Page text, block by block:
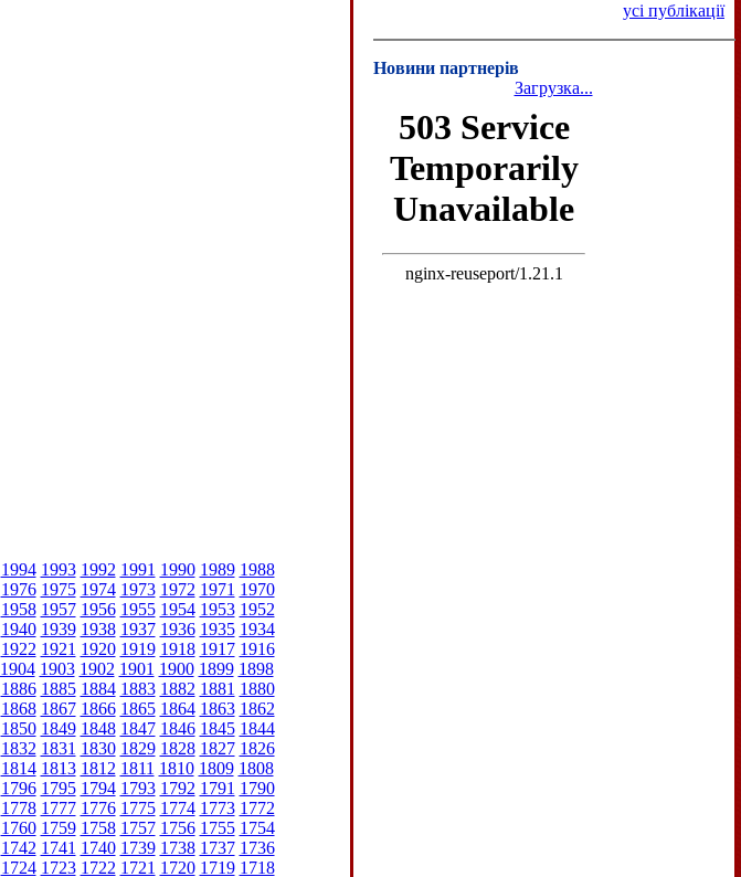
1994 1993 1992 1991 1990 1989 1988
1976 1975 1974 1973 1972 1971 1970
1958 1957 1956 1955 1954 1953 1952
1940 1939 1938 1937 1936 1935 1934
1922 1921 1920 1919 1918 1917 1916
1904 1903 1902 1901 1900 1899 1898
1886 1885 1884 1883 1882 1881 1880
1868 1867 1866 1865 1864 1863 1862
1850 1849 1848 1847 1846 1845 1844
1832 1831 1830 1829 1828 1827 1826
1814 1813 1812 1811 1810 1809 1808
1796 1795 1794 1793 1792 1791 1790
1778 1777 1776 1775 1774 1773 1772
1760 1759 1758 1757 1756 1755 1754
1742 1741 1740 1739 1738 1737 1736
1724 1723 1722 1721 1720 1719 1718
усі публікації
Новини партнерів
Загрузка...